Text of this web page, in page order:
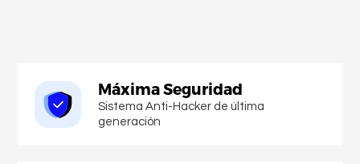
Máxima Seguridad
Sistema Anti-Hacker de última
generación